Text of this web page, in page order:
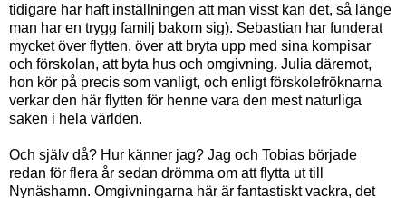
tidigare har haft inställningen att man visst kan det, så länge
man har en trygg familj bakom sig). Sebastian har funderat
mycket över flytten, över att bryta upp med sina kompisar
och förskolan, att byta hus och omgivning. Julia däremot,
hon kör på precis som vanligt, och enligt förskolefröknarna
verkar den här flytten för henne vara den mest naturliga
saken i hela världen.
Och själv då? Hur känner jag? Jag och Tobias började
redan för flera år sedan drömma om att flytta ut till
Nynäshamn. Omgivningarna här är fantastiskt vackra, det